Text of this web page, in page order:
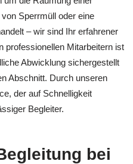
Sperrmüll oder eine
– wir sind Ihr erfahrener
professionellen Mitarbeitern ist
Abwicklung sichergestellt
Abschnitt. Durch unseren
der auf Schnelligkeit
Begleiter.
bei